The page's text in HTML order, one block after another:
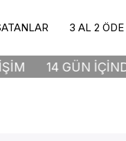
3 AL 2 ÖDE
İADE &